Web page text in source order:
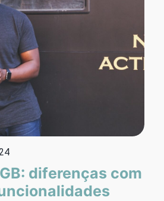
diferenças com